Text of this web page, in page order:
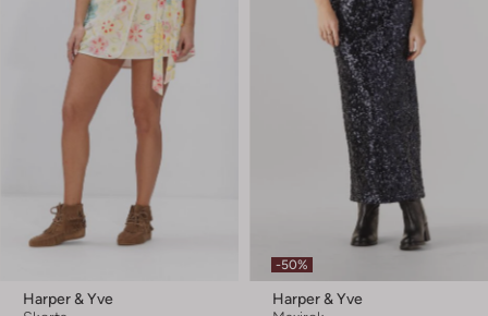
Harper & Yve
-50%
Harper & Yve